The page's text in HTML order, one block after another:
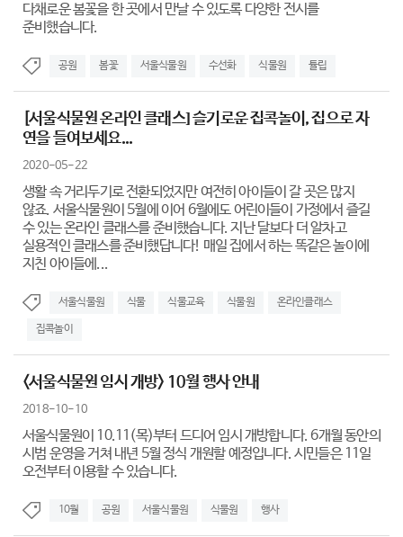
다채로운 봄꽃을 한 곳에서 만날 수 있도록 다양한 전시를
준비했습니다.
공원 봄꽃 서울식물원 수선화 식물원 튤립
[서울식물원 온라인 클래스] 슬기로운 집콕놀이, 집으로 자
연을 들여보세요...
2020-05-22
생활 속 거리두기로 전환되었지만 여전히 아이들이 갈 곳은 많지
않죠. 서울식물원이 5월에 이어 6월에도 어린이들이 가정에서 즐길
수 있는 온라인 클래스를 준비했습니다. 지난 달보다 더 알차고
실용적인 클래스를 준비했답니다! 매일 집에서 하는 똑같은 놀이에
지친 아이들에...
서울식물원 식물 식물교육 식물원 온라인클래스
집콕놀이
<서울식물원 임시 개방> 10월 행사 안내
2018-10-10
서울식물원이 10.11(목)부터 드디어 임시 개방합니다. 6개월 동안의
시범 운영을 거쳐 내년 5월 정식 개원할 예정입니다. 시민들은 11일
오전부터 이용할 수 있습니다.
10월 공원 서울식물원 식물원 행사